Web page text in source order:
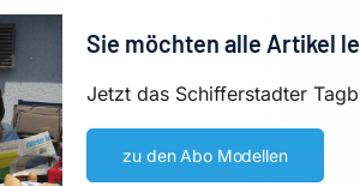
Sie möchten alle Artikel
Jetzt das Schifferstadter
zu den Abo Modellen